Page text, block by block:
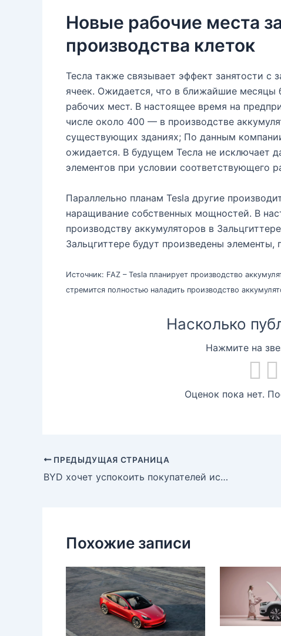
Новые рабочие места
производства клеток
Тесла также связывает эффект занятости
ячеек. Ожидается, что в ближайшие месяцы
рабочих мест. В настоящее время на
числе около 400 — в производстве
существующих зданиях; По данным
ожидается. В будущем Тесла не исключает
элементов при условии соответствующего
Параллельно планам Tesla другие
наращивание собственных мощностей. В
производству аккумуляторов в
Зальцгиттере будут произведены
Источник: FAZ – Tesla планирует производство
стремится полностью наладить производство
Насколько
Нажмите на
Оценок пока нет.
ПРЕДЫДУЩАЯ СТРАНИЦА
BYD хочет успокоить покупателей исключительной гарантией на аккумулятор
Похожие записи